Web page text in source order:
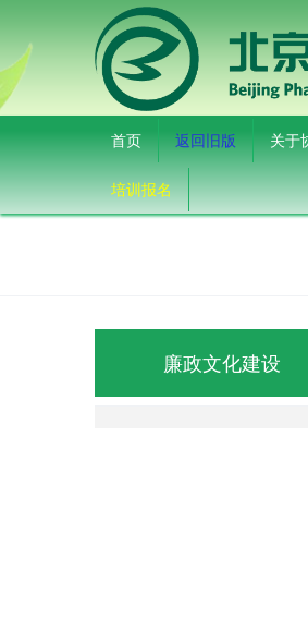
首页 返回旧版 关于
培训报名
廉政文化建设